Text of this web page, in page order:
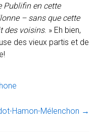
Publifin en cette
– sans que cette
des voisins. » Eh bien,
des vieux partis et de
Hamon-Mélenchon →